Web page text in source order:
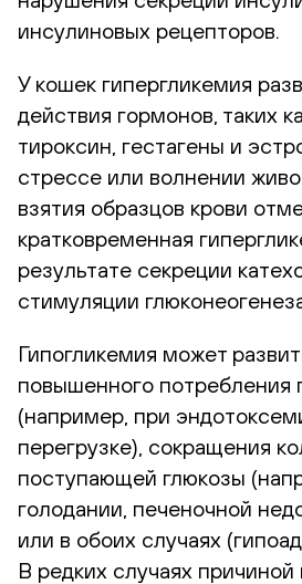
инсулиновых рецепторов.
У кошек гипергликемия
действия гормонов, таких
тироксин, гестагены и
стрессе или волнении
взятия образцов крови
кратковременная
результате секреции
стимуляции
Гипогликемия может
повышенного потребления
(например, при
перегрузке), сокращения
поступающей глюкозы
голодании, печеночной
или в обоих случаях
В редких случаях причиной